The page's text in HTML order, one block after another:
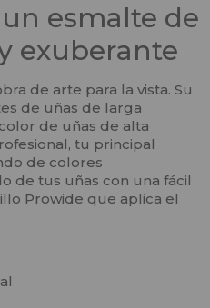
un esmalte de
exuberante
de arte para la vista. Su
de uñas de larga
de uñas de alta
tu principal
de colores
de tus uñas con una fácil
Prowide que aplica el